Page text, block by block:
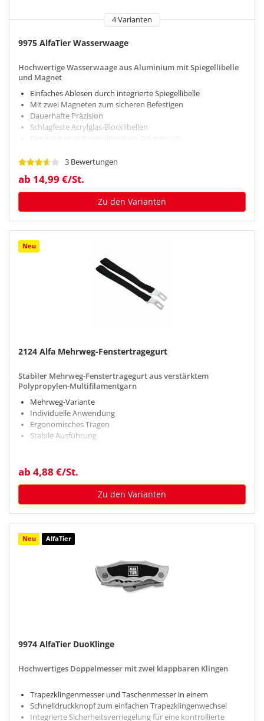
4 Varianten
9975 AlfaTier Wasserwaage
Hochwertige Wasserwaage aus Aluminium mit Spiegellibelle
und Magnet
Einfaches Ablesen durch integrierte Spiegellibelle
Mit zwei Magneten zum sicheren Befestigen
Dauerhafte Präzision
Schlagfeste Acrylglas-Blocklibellen
Genauigkeit in Normalposition: 0,5 mm / m
3 Bewertungen
ab 14,99 €/St.
Zu den Varianten
Neu
2124 Alfa Mehrweg-Fenstertragegurt
Stabiler Mehrweg-Fenstertragegurt aus verstärktem
Polypropylen-Multifilamentgarn
Mehrweg-Variante
Individuelle Anwendung
Ergonomisches Tragen
Stabile Ausführung
ab 4,88 €/St.
Zu den Varianten
Neu AlfaTier
9974 AlfaTier DuoKlinge
Hochwertiges Doppelmesser mit zwei klappbaren Klingen
Trapezklingenmesser und Taschenmesser in einem
Schnelldruckknopf zum einfachen Trapezklingenwechsel
Integrierte Sicherheitsverriegelung für eine kontrollierte